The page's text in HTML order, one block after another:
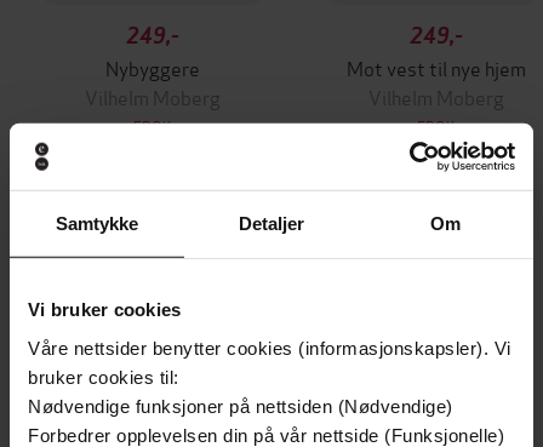
Samtykke Detaljer Om
Vi bruker cookies
Våre nettsider benytter cookies (informasjonskapsler). Vi
bruker cookies til:
Nødvendige funksjoner på nettsiden (Nødvendige)
Forbedrer opplevelsen din på vår nettside (Funksjonelle)
249,-
Nybyggere
Vilhelm Moberg
EBOK
249,-
Mot vest til nye hjem
Vilhelm Moberg
EBOK
Andre har også kjøpt
Premium
Vinner av Rivertonprisen
Første gang på tilbud